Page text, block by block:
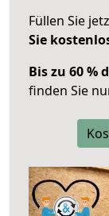
Füllen Sie
Sie
Bis zu 60 %
finden Sie